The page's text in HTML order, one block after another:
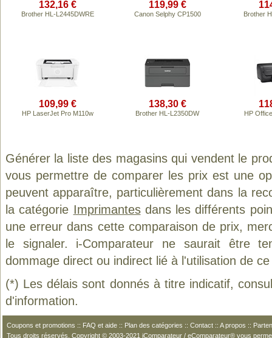
132,16 €
Brother HL-L2445DWRE
119,99 €
Canon Selphy CP1500 Brother
109,99 €
HP LaserJet Pro M110w
138,30 €
Brother HL-L2350DW HP
Générer la liste des magasins qui vendent le
vous permettre de comparer les prix est une
peuvent apparaître, particulièrement dans la
la catégorie Imprimantesdans les différents
une erreur dans cette comparaison de prix,
le signaler. i-Comparateur ne saurait être
dommage direct ou indirect lié à l'utilisation de
(*) Les délais sont donnés à titre indicatif,
d'information.
Coupons et promotions :: FAQ et aide :: Plan des catégories :: Contact :: A propos ::
Tous droits réservés. Copyright © 2003-2021 iComparateur / eComparateur® vous